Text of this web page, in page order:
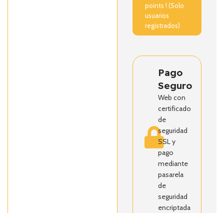
points ! (Solo
usuarios
registrados)
Pago
Seguro
Web con
certificado
de
seguridad
SSL y
pago
mediante
pasarela
de
seguridad
encriptada